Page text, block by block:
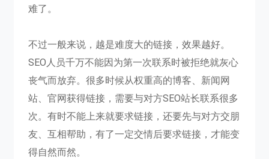
难了。
不过一般来说，越是难度大的链接，效果越好。
SEO人员千万不能因为第一次联系时被拒绝就灰心
丧气而放弃。很多时候从权重高的博客、新闻网
站、官网获得链接，需要与对方SEO站长联系很多
次。有时不能上来就要求链接，还要先与对方交朋
友、互相帮助，有了一定交情后要求链接，才能变
得自然而然。